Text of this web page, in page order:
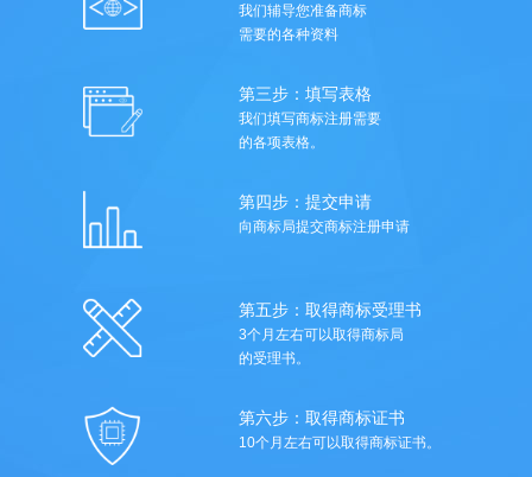
我们辅导您准备商标
需要的各种资料
第三步：填写表格
我们填写商标注册需要
的各项表格。
第四步：提交申请
向商标局提交商标注册申请
第五步：取得商标受理书
3个月左右可以取得商标局
的受理书。
第六步：取得商标证书
10个月左右可以取得商标证书。